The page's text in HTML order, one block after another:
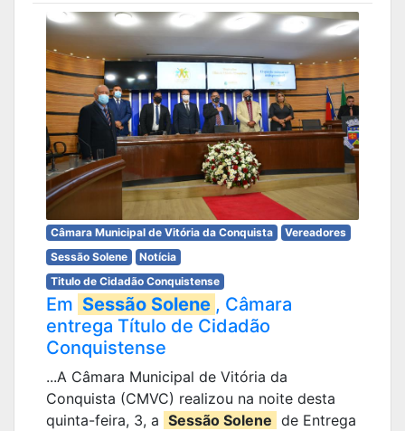
Câmara Municipal de Vitória da Conquista
Vereadores
Sessão Solene
Notícia
Titulo de Cidadão Conquistense
Em Sessão Solene , Câmara
entrega Título de Cidadão
Conquistense
...A Câmara Municipal de Vitória da
Conquista (CMVC) realizou na noite desta
quinta-feira, 3, a Sessão Solene de Entrega